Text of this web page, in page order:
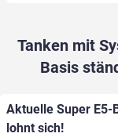
Tanken mit
Basis
Aktuelle Super
lohnt sich!